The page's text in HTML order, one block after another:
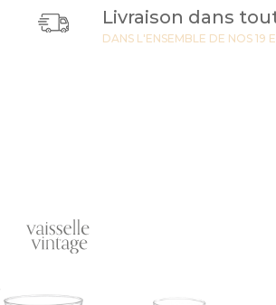
Livraison dans
DANS L'ENSEMBLE DE NOS 19